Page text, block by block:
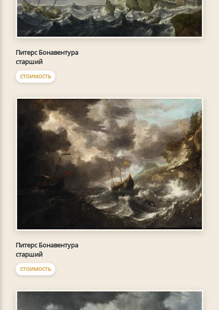
Питерс Бонавентура
старший
СТОИМОСТЬ
Питерс Бонавентура
старший
СТОИМОСТЬ